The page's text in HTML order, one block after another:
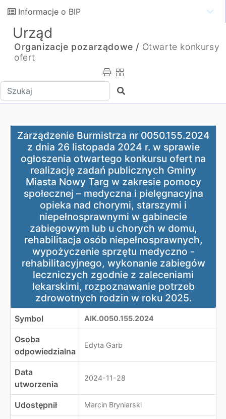
Informacje o BIP
Urząd
Organizacje pozarządowe / Otwarte konkursy
ofert
Wpisz tekst do wyszukania Szukaj
Zarządzenie Burmistrza nr 0050.155.2024 z dnia 26
Zarządzenie Burmistrza nr 0050.155.2024
z dnia 26 listopada 2024 r. w sprawie
ogłoszenia otwartego konkursu ofert na
realizację zadań publicznych Gminy
Miasta Nowy Targ w zakresie pomocy
społecznej – medyczna i pielęgnacyjna
opieka nad chorymi, starszymi i
niepełnosprawnymi w gabinecie
zabiegowym lub u chorych w domu,
rehabilitacja osób niepełnosprawnych,
wypożyczenie sprzętu medyczno -
rehabilitacyjnego, wykonanie zabiegów
leczniczych zgodnie z zaleceniami
lekarskimi, rozpoznawanie potrzeb
zdrowotnych rodzin w roku 2025.
Symbol AIK.0050.155.2024
Osoba
odpowiedzialna
Edyta Garb
Data
utworzenia
2024-11-28
Udostępnił Marcin Bryniarski